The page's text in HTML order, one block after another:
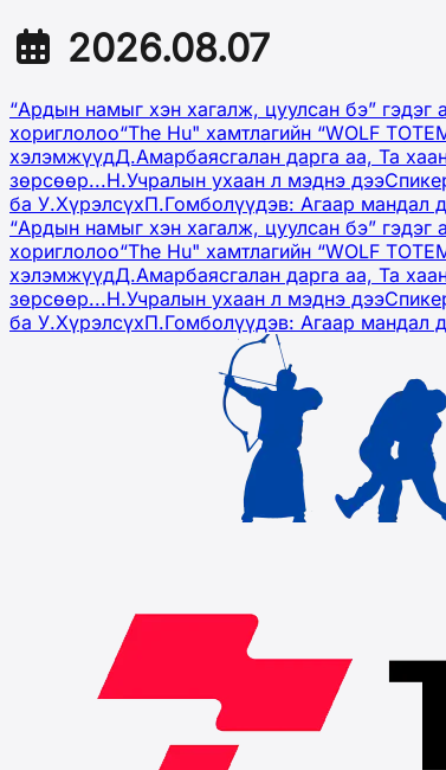
2026.08.07
“Ардын намыг хэн хагалж, цуулсан бэ”
хориглолоо“The Hu" хамтлагийн “WOLF
хэлэмжүүдД.Амарбаясгалан дарга аа, Та
зөрсөөр...Н.Учралын ухаан л мэднэ дээ
ба У.ХүрэлсүхП.Гомболүүдэв: Агаар мандал
“Ардын намыг хэн хагалж, цуулсан бэ”
хориглолоо“The Hu" хамтлагийн “WOLF
хэлэмжүүдД.Амарбаясгалан дарга аа, Та
зөрсөөр...Н.Учралын ухаан л мэднэ дээ
ба У.ХүрэлсүхП.Гомболүүдэв: Агаар мандал